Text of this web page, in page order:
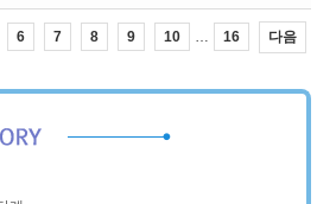
6 7 8 9 10 16 다음